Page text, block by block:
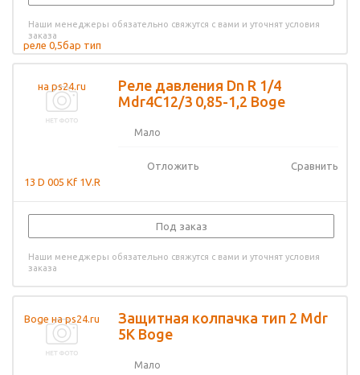
Наши менеджеры обязательно свяжутся с вами и уточнят условия
заказа
Реле давления Dn R 1/4
Mdr4C12/3 0,85-1,2 Boge
Мало
Отложить Сравнить
Под заказ
Наши менеджеры обязательно свяжутся с вами и уточнят условия
заказа
Защитная колпачка тип 2 Mdr
5K Boge
Мало